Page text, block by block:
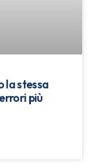
la stessa
più